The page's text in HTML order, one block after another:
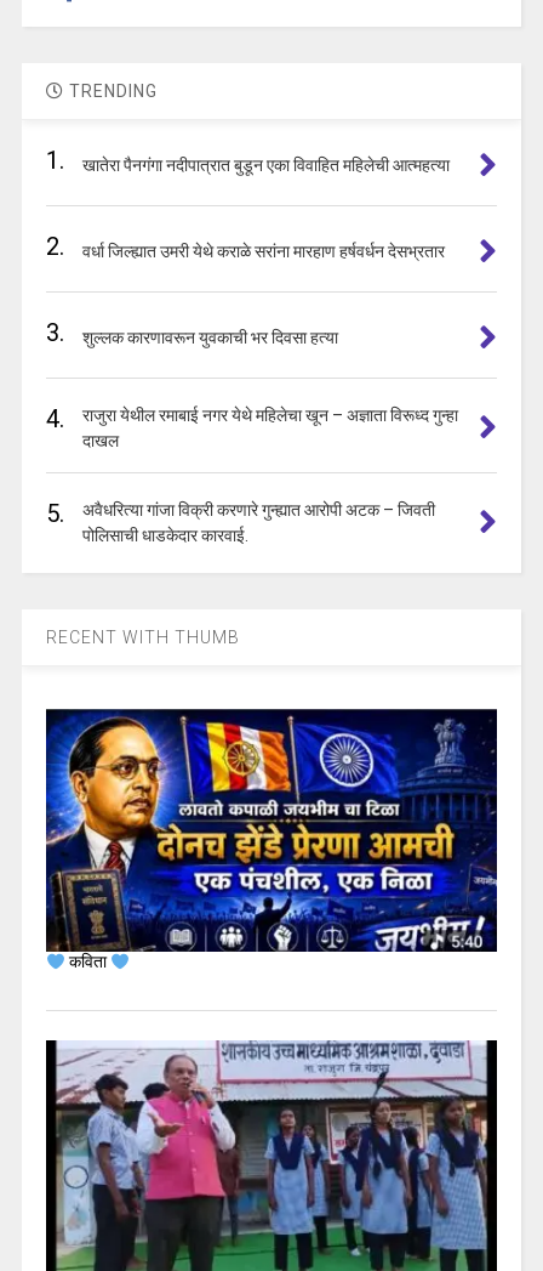
TRENDING
1. खातेरा पैनगंगा नदीपात्रात बुडून एका विवाहित महिलेची आत्महत्या
2. वर्धा जिल्ह्यात उमरी येथे कराळे सरांना मारहाण हर्षवर्धन देसभ्रतार
3. शुल्लक कारणावरून युवकाची भर दिवसा हत्या
4.
राजुरा येथील रमाबाई नगर येथे महिलेचा खून – अज्ञाता विरूध्द गुन्हा
दाखल
5.
अवैधरित्या गांजा विक्री करणारे गुन्ह्यात आरोपी अटक – जिवती
पोलिसाची धाडकेदार कारवाई.
RECENT WITH THUMB
कविता